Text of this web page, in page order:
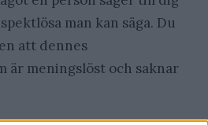
man kan säga. Du
att dennes
meningslöst och saknar